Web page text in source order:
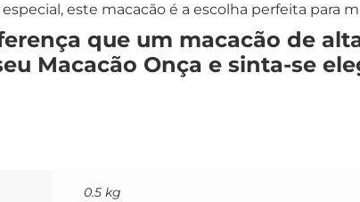
este macacão é a escolha perfeita para
que um macacão de
Macacão Onça e sinta-se
0.5 kg